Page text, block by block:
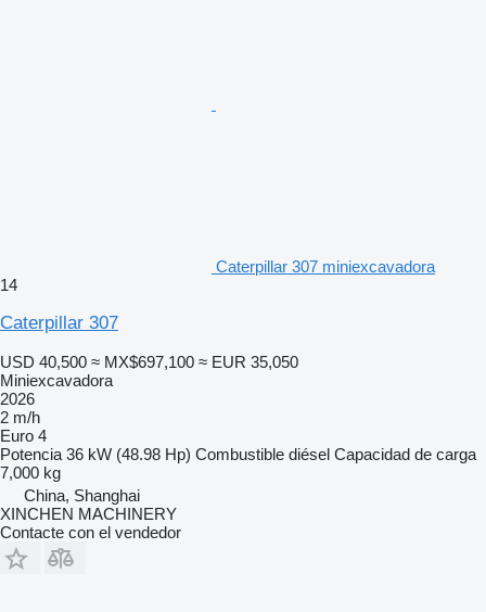
Caterpillar 307 miniexcavadora
14
Caterpillar 307
USD 40,500 ≈ MX$697,100 ≈ EUR 35,050
Miniexcavadora
2026
2 m/h
Euro 4
Potencia 36 kW (48.98 Hp) Combustible diésel Capacidad de carga
7,000 kg
China, Shanghai
XINCHEN MACHINERY
Contacte con el vendedor